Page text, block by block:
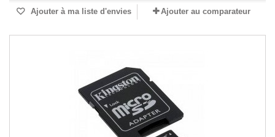
Ajouter à ma liste d'envies Ajouter au comparateur